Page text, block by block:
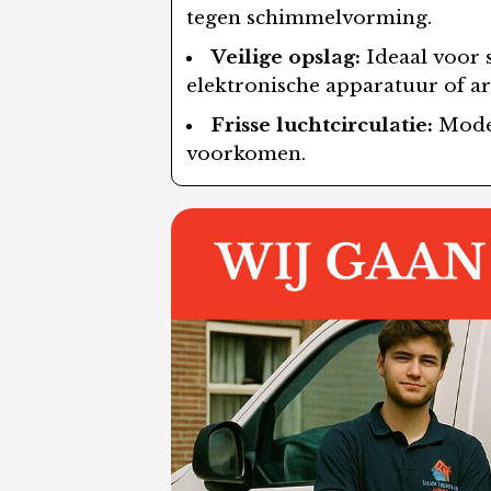
tegen schimmelvorming.
Veilige opslag: Ideaal voor
elektronische apparatuur of
Frisse luchtcirculatie:
voorkomen.